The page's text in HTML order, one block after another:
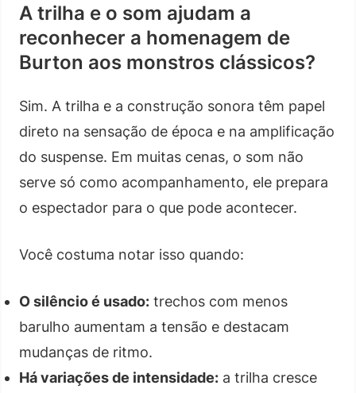
A trilha e o som ajudam a
reconhecer a homenagem de
Burton aos monstros clássicos?
Sim. A trilha e a construção sonora têm papel
direto na sensação de época e na amplificação
do suspense. Em muitas cenas, o som não
serve só como acompanhamento, ele prepara
o espectador para o que pode acontecer.
Você costuma notar isso quando:
O silêncio é usado: trechos com menos
barulho aumentam a tensão e destacam
mudanças de ritmo.
Há variações de intensidade: a trilha cresce